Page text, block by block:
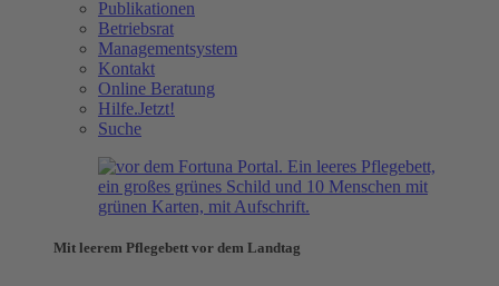
Publikationen
Betriebsrat
Managementsystem
Kontakt
Online Beratung
Hilfe.Jetzt!
Suche
Mit leerem Pflegebett vor dem Landtag